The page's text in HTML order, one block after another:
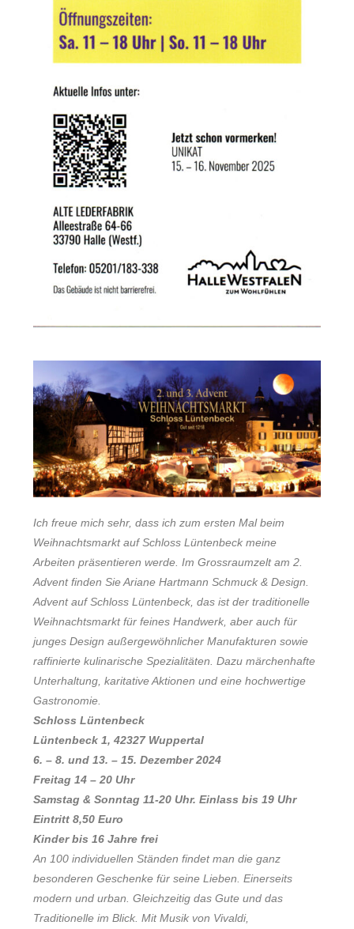
Ich freue mich sehr, dass ich zum ersten Mal beim
Weihnachtsmarkt auf Schloss Lüntenbeck meine
Arbeiten präsentieren werde. Im Grossraumzelt am 2.
Advent finden Sie Ariane Hartmann Schmuck & Design.
Advent auf Schloss Lüntenbeck, das ist der traditionelle
Weihnachtsmarkt für feines Handwerk, aber auch für
junges Design außergewöhnlicher Manufakturen sowie
raffinierte kulinarische Spezialitäten. Dazu märchenhafte
Unterhaltung, karitative Aktionen und eine hochwertige
Gastronomie.
Schloss Lüntenbeck
Lüntenbeck 1, 42327 Wuppertal
6. – 8. und 13. – 15. Dezember 2024
Freitag 14 – 20 Uhr
Samstag & Sonntag 11-20 Uhr. Einlass bis 19 Uhr
Eintritt 8,50 Euro
Kinder bis 16 Jahre frei
An 100 individuellen Ständen findet man die ganz
besonderen Geschenke für seine Lieben. Einerseits
modern und urban. Gleichzeitig das Gute und das
Traditionelle im Blick. Mit Musik von Vivaldi,